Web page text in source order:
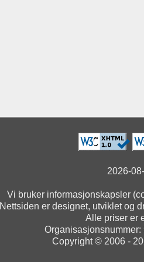
2026-
Vi bruker informasjonskapsler
Nettsiden er designet, utviklet og
Alle priser er
Organisasjonsnummer:
Copyright © 2006 -